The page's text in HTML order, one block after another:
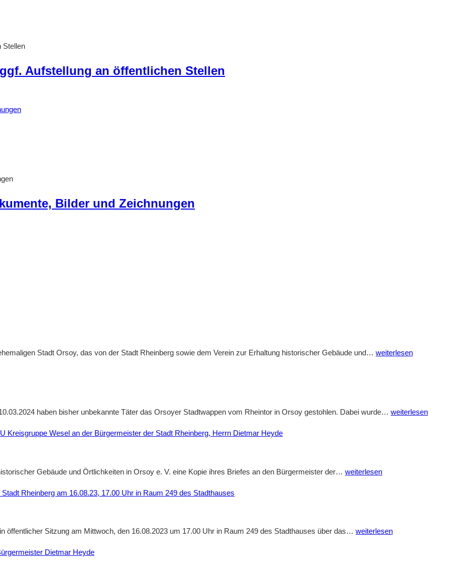
Stellen
Aufstellung an öffentlichen Stellen
Bilder und Zeichnungen
Stadt Orsoy, das von der Stadt Rheinberg sowie dem Verein zur Erhaltung historischer Gebäude und… Enthüllung
weiterlesen
haben bisher unbekannte Täter das Orsoyer Stadtwappen vom Rheintor in Orsoy gestohlen. Dabei wurde… Diebstahl
weiterlesen
Kreisgruppe Wesel an der Bürgermeister der Stadt Rheinberg, Herrn Dietmar Heyde
Gebäude und Örtlichkeiten in Orsoy e. V. eine Kopie ihres Briefes an den Bürgermeister der… Bauvorhaben
weiterlesen
Rheinberg am 16.08.23, 17.00 Uhr in Raum 249 des Stadthauses
öffentlicher Sitzung am Mittwoch, den 16.08.2023 um 17.00 Uhr in Raum 249 des Stadthauses über das… Öffentlichen
weiterlesen
Dietmar Heyde